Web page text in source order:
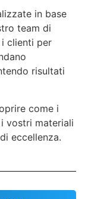
in base
team di
clienti per
risultati
come i
vostri materiali
eccellenza.